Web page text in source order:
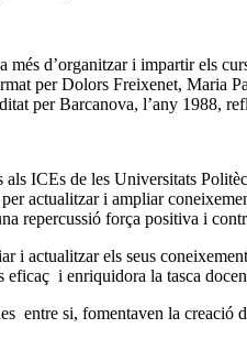
d’organitzar i impartir els
per Dolors Freixenet, Maria
per Barcanova, l’any 1988,
ICEs de les Universitats
actualitzar i ampliar
repercussió força positiva i
i actualitzar els seus
eficaç i enriquidora la tasca
entre si, fomentaven la